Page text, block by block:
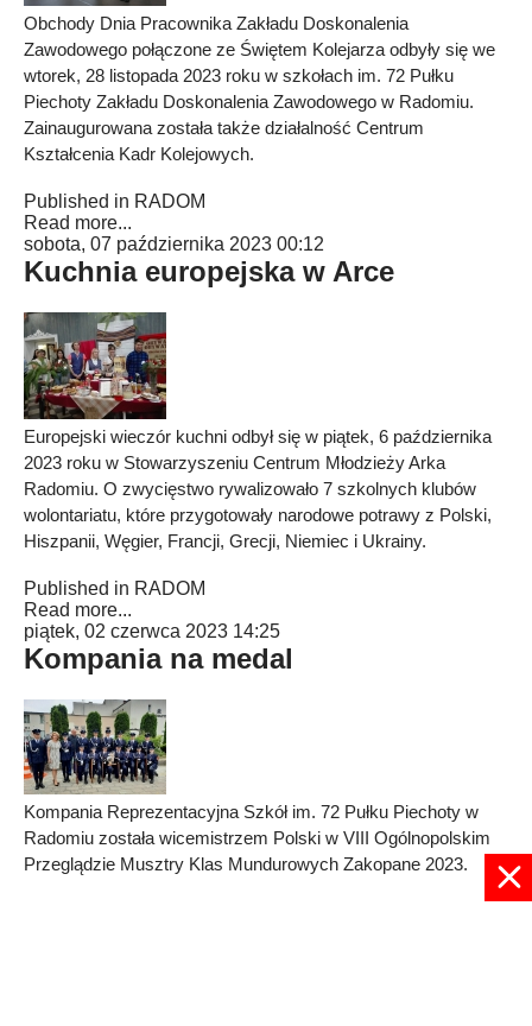
Obchody Dnia Pracownika Zakładu Doskonalenia
Zawodowego połączone ze Świętem Kolejarza odbyły się we
wtorek, 28 listopada 2023 roku w szkołach im. 72 Pułku
Piechoty Zakładu Doskonalenia Zawodowego w Radomiu.
Zainaugurowana została także działalność Centrum
Kształcenia Kadr Kolejowych.
Published in RADOM
Read more...
sobota, 07 października 2023 00:12
Kuchnia europejska w Arce
Europejski wieczór kuchni odbył się w piątek, 6 października
2023 roku w Stowarzyszeniu Centrum Młodzieży Arka
Radomiu. O zwycięstwo rywalizowało 7 szkolnych klubów
wolontariatu, które przygotowały narodowe potrawy z Polski,
Hiszpanii, Węgier, Francji, Grecji, Niemiec i Ukrainy.
Published in RADOM
Read more...
piątek, 02 czerwca 2023 14:25
Kompania na medal
Kompania Reprezentacyjna Szkół im. 72 Pułku Piechoty w
Radomiu została wicemistrzem Polski w VIII Ogólnopolskim
Przeglądzie Musztry Klas Mundurowych Zakopane 2023.